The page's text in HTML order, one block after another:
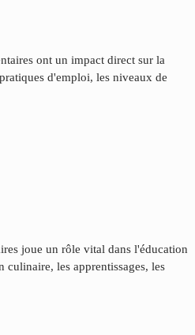
ont un impact direct sur la
d'emploi, les niveaux de
joue un rôle vital dans l'éducation
culinaire, les apprentissages, les